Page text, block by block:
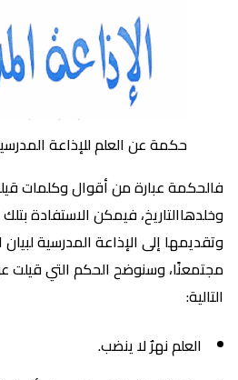
حكمة عن العلم للإذاعة
فالحكمة عبارة من أقوال وكلمات
وخلدهاالتاريخ، فيمكن الاستفادة
وتقديمها إلى الإذاعة المدرسية
مجتمعنًا، وسنوضح الحكم التي قيلت
التالية:
العلم نهرٌ لا ينضب.